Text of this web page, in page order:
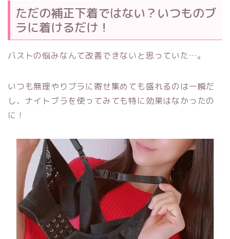
ただの補正下着ではない？いつものブ
ラに着けるだけ！
バストの悩みなんて改善できないと思っていた…。
いつも無理やりブラに寄せ集めても盛れるのは一瞬だ
し、ナイトブラを使ってみても特に効果はなかったの
に！